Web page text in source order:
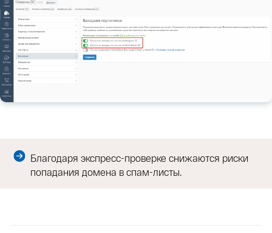
Благодаря экспресс-проверке снижаются риски
попадания домена в спам-листы.